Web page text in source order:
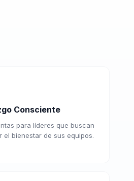
Consciente
para líderes que buscan
el bienestar de sus equipos.